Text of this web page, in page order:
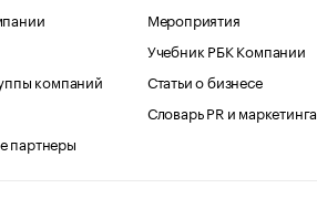
компаний
партнеры
Мероприятия
Учебник РБК Компании
Статьи о бизнесе
Словарь PR и маркетинга